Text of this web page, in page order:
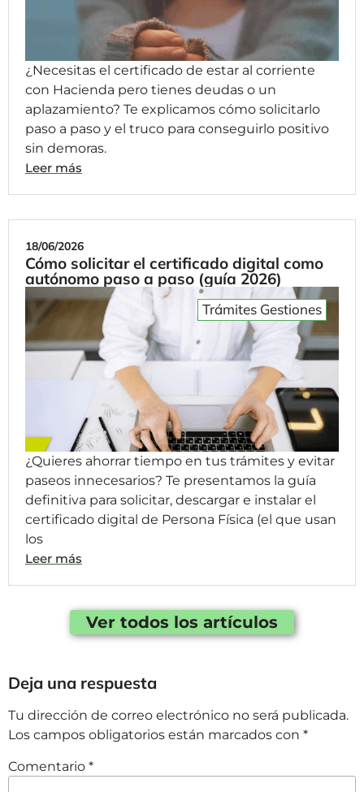
¿Necesitas el certificado de estar al corriente
con Hacienda pero tienes deudas o un
aplazamiento? Te explicamos cómo solicitarlo
paso a paso y el truco para conseguirlo positivo
sin demoras.
Leer más
18/06/2026
Cómo solicitar el certificado digital como
autónomo paso a paso (guía 2026)
¿Quieres ahorrar tiempo en tus trámites y evitar
paseos innecesarios? Te presentamos la guía
definitiva para solicitar, descargar e instalar el
certificado digital de Persona Física (el que usan
los
Leer más
Trámites Gestiones
Ver todos los artículos
Deja una respuesta
Tu dirección de correo electrónico no será publicada.
Los campos obligatorios están marcados con *
Comentario *